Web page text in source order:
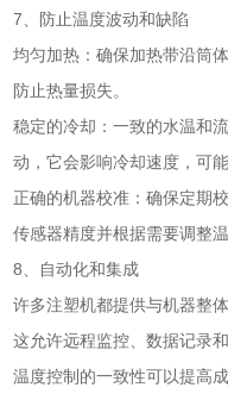
7、防止温度波动和缺陷
均匀加热：确保加热带沿筒
防止热量损失。
稳定的冷却：一致的水温和
动，它会影响冷却速度，可
正确的机器校准：确保定期
传感器精度并根据需要调整温
8、自动化和集成
许多注塑机都提供与机器整
这允许远程监控、数据记录和
温度控制的一致性可以提高